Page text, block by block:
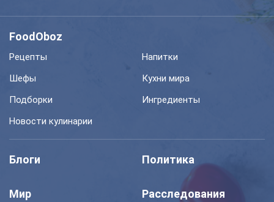
FoodOboz
Рецепты
Напитки
Шефы
Кухни мира
Подборки
Ингредиенты
Новости кулинарии
Блоги Политика
Мир Расследования